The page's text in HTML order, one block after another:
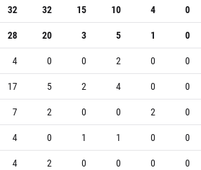
32 32 15 10 4
0
28 20 3 5 1
0
4 0 0 2 0
0
17 5 2 4 0
0
7 2 0 0 2
0
4 0 1 1 0
0
4 2 0 0 0
0